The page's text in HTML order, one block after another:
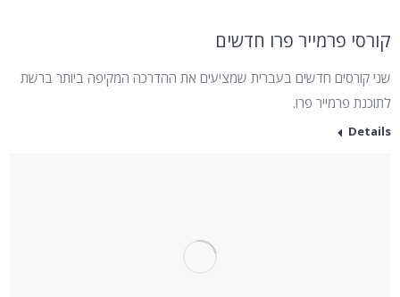
קורסי פרמייר פרו חדשים
שני קורסים חדשים בעברית שמציעים את ההדרכה המקיפה ביותר ברשת
לתוכנת פרמייר פרו.
Details